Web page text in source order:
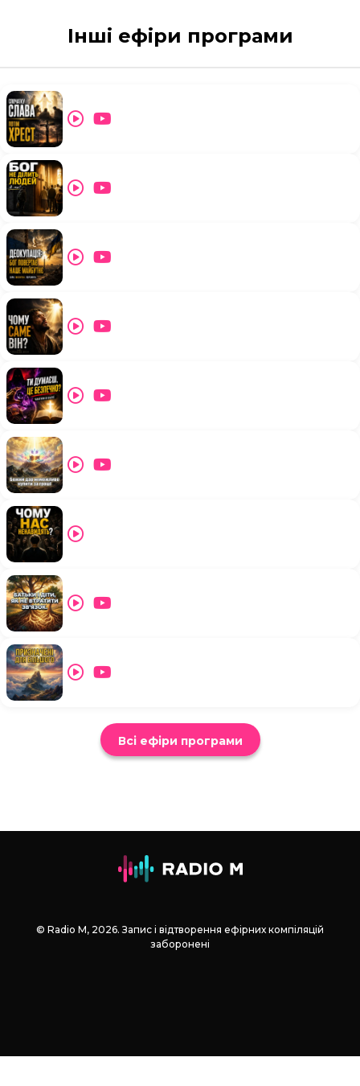
Інші ефіри програми
Всі ефіри програми
© Radio М, 2026. Запис і відтворення ефірних компіляцій
заборонені